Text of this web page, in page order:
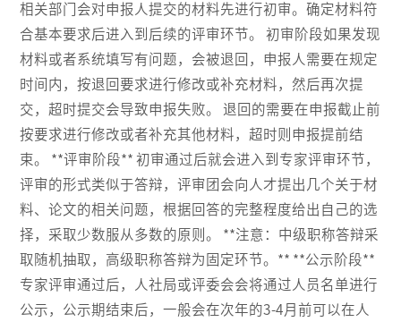
相关部门会对申报人提交的材料先进行初审。确定材料符
合基本要求后进入到后续的评审环节。 初审阶段如果发现
材料或者系统填写有问题，会被退回，申报人需要在规定
时间内，按退回要求进行修改或补充材料，然后再次提
交，超时提交会导致申报失败。 退回的需要在申报截止前
按要求进行修改或者补充其他材料，超时则申报提前结
束。 **评审阶段** 初审通过后就会进入到专家评审环节，
评审的形式类似于答辩，评审团会向人才提出几个关于材
料、论文的相关问题，根据回答的完整程度给出自己的选
择，采取少数服从多数的原则。 **注意：中级职称答辩采
取随机抽取，高级职称答辩为固定环节。** **公示阶段**
专家评审通过后，人社局或评委会会将通过人员名单进行
公示，公示期结束后，一般会在次年的3-4月前可以在人